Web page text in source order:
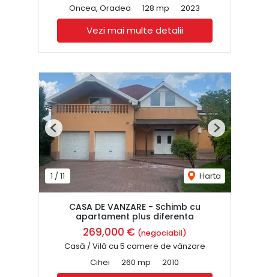
Oncea, Oradea 128 mp 2023
Vezi mai multe detalii
1 /11 Harta
Previous Next
CASA DE VANZARE - Schimb cu
apartament plus diferenta
269,000 € (negociabil)
Casă / Vilă cu 5 camere de vânzare
Cihei
260 mp 2010